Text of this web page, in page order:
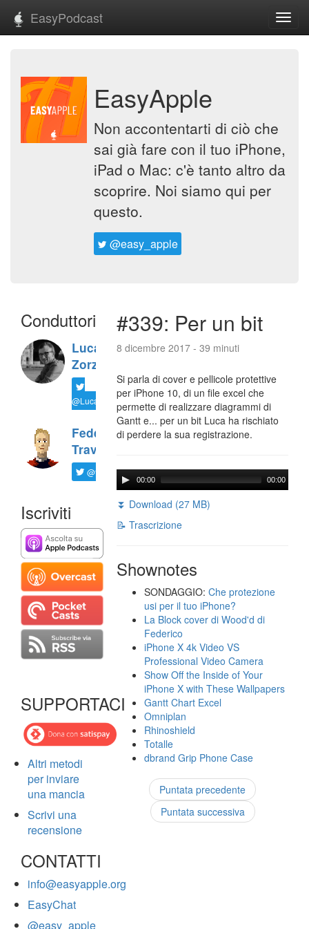
EasyPodcast
EasyApple
Non accontentarti di ciò che
sai già fare con il tuo iPhone,
iPad o Mac: c'è tanto altro da
scoprire. Noi siamo qui per
questo.
@easy_apple
Conduttori
Luca
Zorzi
@LucaTNT
Federico
Travaini
@ftrava
Iscriviti
SUPPORTACI
Altri metodi
per inviare
una mancia
Scrivi una
recensione
CONTATTI
info@easyapple.org
EasyChat
@easy_apple
#339: Per un bit
8 dicembre 2017 - 39 minuti
Si parla di cover e pellicole protettive
per iPhone 10, di un file excel che
permette di realizzare diagrammi di
Gantt e... per un bit Luca ha rischiato
di perdere la sua registrazione.
00:00 00:00
⏬ Download (27 MB)
📝 Trascrizione
Shownotes
SONDAGGIO:Che protezione
usi per il tuo iPhone?
La Block cover di Wood'd di
Federico
iPhone X 4k Video VS
Professional Video Camera
Show Off the Inside of Your
iPhone X with These Wallpapers
Gantt Chart Excel
Omniplan
Rhinoshield
Totalle
dbrand Grip Phone Case
Puntata precedente
Puntata successiva